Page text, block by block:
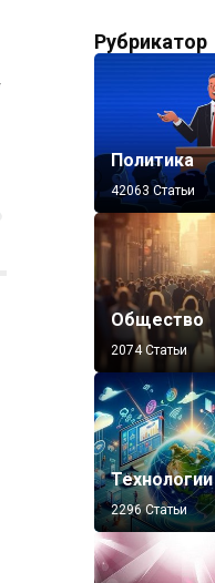
Рубрикатор
Политика
42063 Статьи
Общество
2074 Статьи
Технологии
2296 Статьи